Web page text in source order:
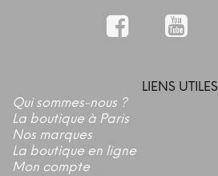
LIENS UTILES
Qui sommes-nous ?
La boutique à Paris
Nos marques
La boutique en ligne
Mon compte